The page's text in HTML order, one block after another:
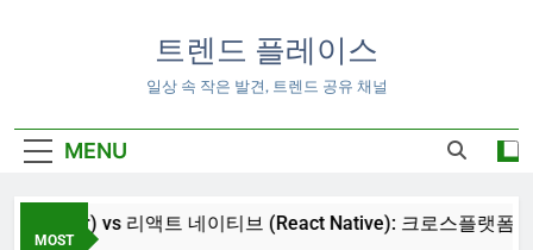
트렌드 플레이스
일상 속 작은 발견, 트렌드 공유 채널
MENU
MOST
vs 리액트 네이티브 (React Native): 크로스플랫폼 앱 개